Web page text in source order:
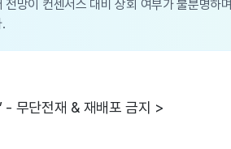
망이 컨센서스 대비 상회 여부가 불분명하
- 무단전재 & 재배포 금지 >